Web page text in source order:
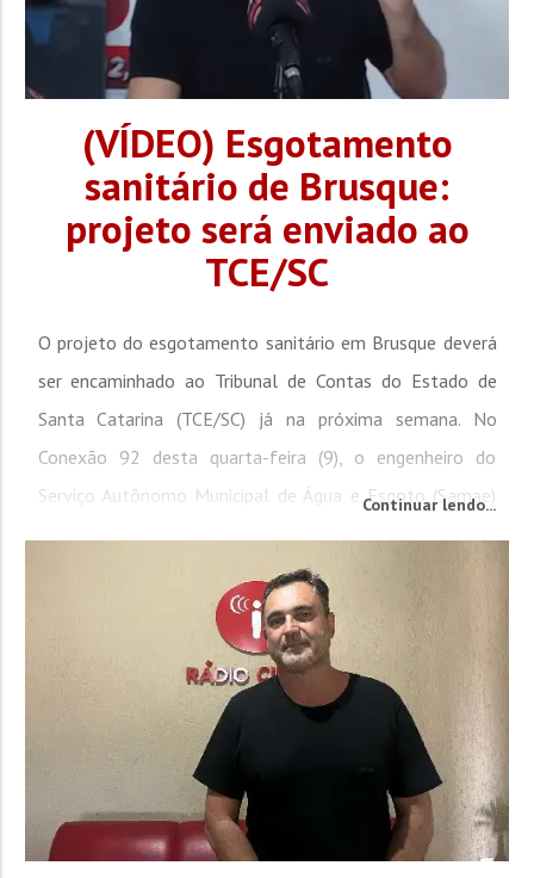
(VÍDEO) Esgotamento
sanitário de Brusque:
projeto será enviado ao
TCE/SC
O projeto do esgotamento sanitário em Brusque deverá
ser encaminhado ao Tribunal de Contas do Estado de
Santa Catarina (TCE/SC) já na próxima semana. No
Conexão 92 desta quarta-feira (9), o engenheiro do
Serviço Autônomo Municipal de Água e Esgoto (Samae)
da falta de saneamento básico está perto de ser
resolvido no município. “Nunca caminhamos tanto para...
Continuar lendo...